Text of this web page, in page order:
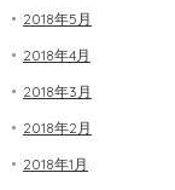
2018年5月
2018年4月
2018年3月
2018年2月
2018年1月